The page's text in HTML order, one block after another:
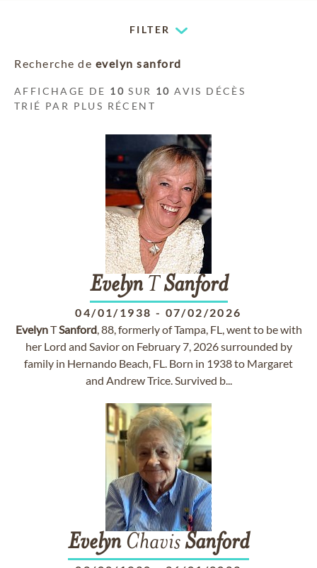
FILTER
Recherche de evelyn sanford
AFFICHAGE DE 10 SUR 10 AVIS DÉCÈS
TRIÉ PAR PLUS RÉCENT
EvelynTSanford
04/01/1938 - 07/02/2026
EvelynTSanford, 88, formerly of Tampa, FL, went to be with
her Lord and Savior on February 7, 2026 surrounded by
family in Hernando Beach, FL. Born in 1938 to Margaret
and Andrew Trice. Survived b...
Evelyn ChavisSanford